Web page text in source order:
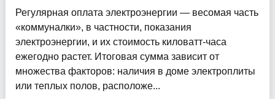
Регулярная оплата электроэнергии — весомая часть
«коммуналки», в частности, показания
электроэнергии, и их стоимость киловатт-часа
ежегодно растет. Итоговая сумма зависит от
множества факторов: наличия в доме электроплиты
или теплых полов, расположе...